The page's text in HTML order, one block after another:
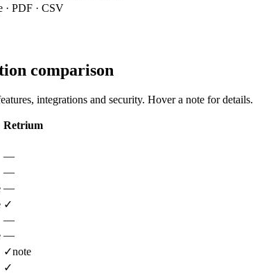
· PDF · CSV
comparison
integrations and security. Hover a note for details.
Retrium
—
—
—
✓
—
—
✓note
✓